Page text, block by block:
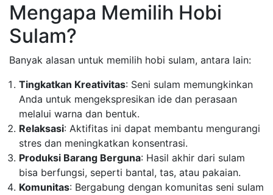
Mengapa Memilih Hobi
Sulam?
Banyak alasan untuk memilih hobi sulam, antara lain:
Tingkatkan Kreativitas: Seni sulam memungkinkan
Anda untuk mengekspresikan ide dan perasaan
melalui warna dan bentuk.
Relaksasi: Aktifitas ini dapat membantu mengurangi
stres dan meningkatkan konsentrasi.
Produksi Barang Berguna: Hasil akhir dari sulam
bisa berfungsi, seperti bantal, tas, atau pakaian.
Komunitas: Bergabung dengan komunitas seni sulam